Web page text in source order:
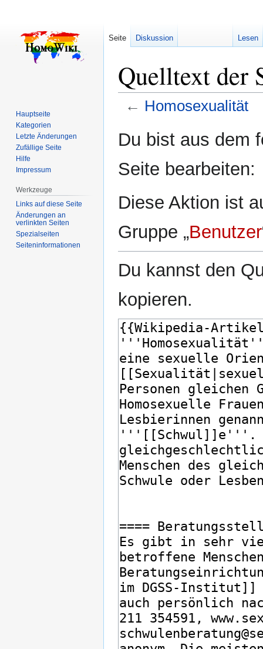
Quelltext der
← Homosexualität
Navigation
Suche
Du bist aus dem
Seite bearbeiten:
Diese Aktion ist
Gruppe „Benutzer
Du kannst den
kopieren.
Seite Diskussion Lesen
Hauptseite
Kategorien
Letzte Änderungen
Zufällige Seite
Hilfe
Impressum
Werkzeuge
Links auf diese Seite
Änderungen an
verlinkten Seiten
Spezialseiten
Seiten­­informationen